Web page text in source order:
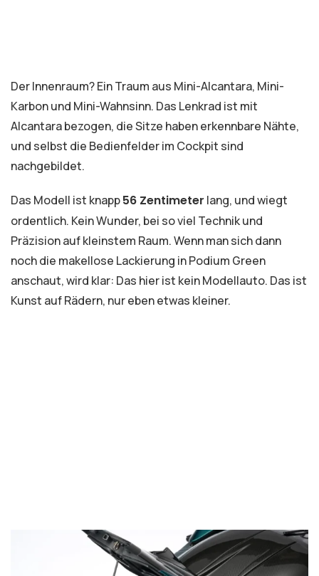
Der Innenraum? Ein Traum aus Mini-Alcantara, Mini-
Karbon und Mini-Wahnsinn. Das Lenkrad ist mit
Alcantara bezogen, die Sitze haben erkennbare Nähte,
und selbst die Bedienfelder im Cockpit sind
nachgebildet.
Das Modell ist knapp56 Zentimeter lang, und wiegt
ordentlich. Kein Wunder, bei so viel Technik und
Präzision auf kleinstem Raum. Wenn man sich dann
noch die makellose Lackierung in Podium Green
anschaut, wird klar: Das hier ist kein Modellauto. Das ist
Kunst auf Rädern, nur eben etwas kleiner.